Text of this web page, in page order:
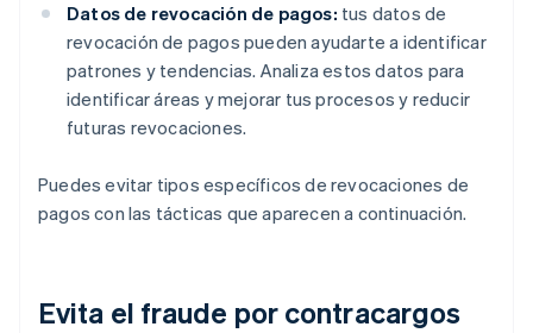
Datos de revocación de pagos: tus datos de
revocación de pagos pueden ayudarte a identificar
patrones y tendencias. Analiza estos datos para
identificar áreas y mejorar tus procesos y reducir
futuras revocaciones.
Puedes evitar tipos específicos de revocaciones de
pagos con las tácticas que aparecen a continuación.
Evita el fraude por contracargos